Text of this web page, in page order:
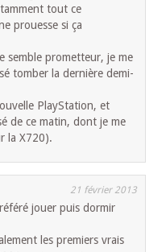
tout ce
prouesse si ça
semble prometteur, je me
tomber la dernière demi-
PlayStation, et
de ce matin, dont je me
la X720).
21 février 2013
jouer puis dormir
les premiers vrais